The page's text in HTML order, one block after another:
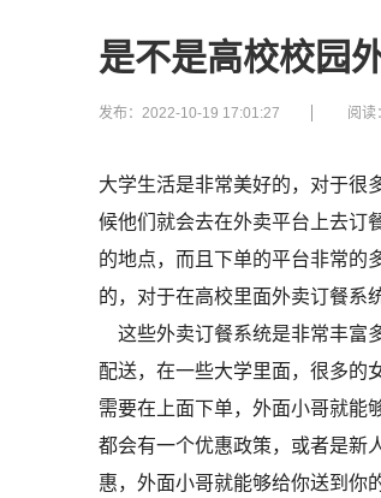
是不是高校校园
发布：2022-10-19 17:01:27 阅读
大学生活是非常美好的，对于很
候他们就会去在外卖平台上去订
的地点，而且下单的平台非常的
的，对于在高校里面外卖订餐系
这些外卖订餐系统是非常丰富
配送，在一些大学里面，很多的
需要在上面下单，外面小哥就能
都会有一个优惠政策，或者是新
惠，外面小哥就能够给你送到你